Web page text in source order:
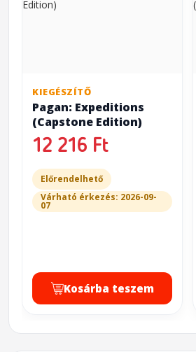
KIEGÉSZÍTŐ
Pagan: Expeditions
(Capstone Edition)
12 216 Ft
Előrendelhető
Várható érkezés: 2026-09-
07
Kosárba teszem